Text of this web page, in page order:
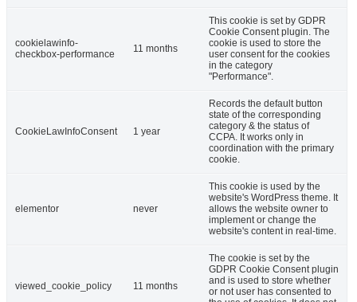
cookielawinfo-
checkbox-performance
11 months
This cookie is set by GDPR
Cookie Consent plugin. The
cookie is used to store the
user consent for the cookies
in the category
"Performance".
CookieLawInfoConsent 1 year
Records the default button
state of the corresponding
category & the status of
CCPA. It works only in
coordination with the primary
cookie.
elementor never
This cookie is used by the
website's WordPress theme. It
allows the website owner to
implement or change the
website's content in real-time.
viewed_cookie_policy 11 months
The cookie is set by the
GDPR Cookie Consent plugin
and is used to store whether
or not user has consented to